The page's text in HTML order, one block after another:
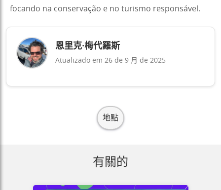
focando na conservação e no turismo responsável.
恩里克·梅代羅斯
Atualizado em 26 de 9 月 de 2025
地點
有關的